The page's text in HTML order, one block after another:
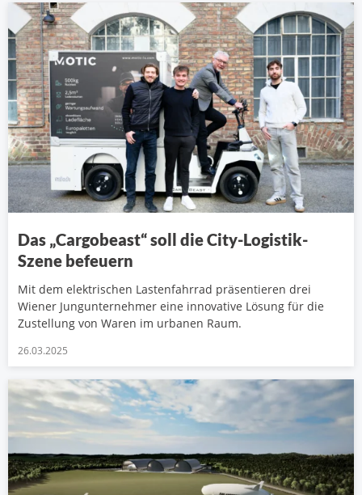
Das „Cargobeast“ soll die City-Logistik-
Szene befeuern
Mit dem elektrischen Lastenfahrrad präsentieren drei
Wiener Jungunternehmer eine innovative Lösung für die
Zustellung von Waren im urbanen Raum.
26.03.2025